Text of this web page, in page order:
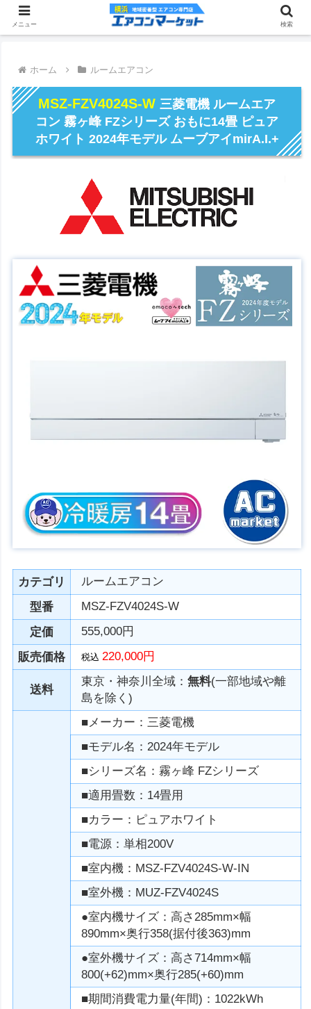
ホーム ルームエアコン
MSZ-FZV4024S-W 三菱電機 ルームエア
コン 霧ヶ峰 FZシリーズ おもに14畳 ピュア
ホワイト 2024年モデル ムーブアイmirA.I.+
カテゴリ
ルームエアコン
型番
MSZ-FZV4024S-W
定価
555,000円
販売価格
税込220,000円
送料
東京・神奈川全域：無料(一部地域や離
島を除く)
■メーカー：三菱電機
■モデル名：2024年モデル
■シリーズ名：霧ヶ峰 FZシリーズ
■適用畳数：14畳用
■カラー：ピュアホワイト
■電源：単相200V
■室内機：MSZ-FZV4024S-W-IN
■室外機：MUZ-FZV4024S
●室内機サイズ：高さ285mm×幅
890mm×奥行358(据付後363)mm
●室外機サイズ：高さ714mm×幅
800(+62)mm×奥行285(+60)mm
■期間消費電力量(年間)：1022kWh
メニュー 検索